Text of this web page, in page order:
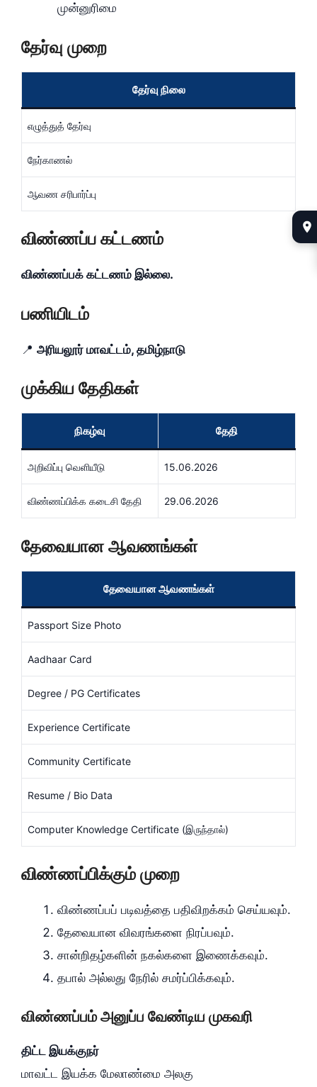
முன்னுரிமை
தேர்வு முறை
தேர்வு நிலை
எழுத்துத் தேர்வு
நேர்காணல்
ஆவண சரிபார்ப்பு
விண்ணப்ப கட்டணம்
விண்ணப்பக் கட்டணம் இல்லை.
பணியிடம்
📍 அரியலூர் மாவட்டம், தமிழ்நாடு
முக்கிய தேதிகள்
நிகழ்வு தேதி
அறிவிப்பு வெளியீடு 15.06.2026
விண்ணப்பிக்க கடைசி தேதி 29.06.2026
தேவையான ஆவணங்கள்
தேவையான ஆவணங்கள்
Passport Size Photo
Aadhaar Card
Degree / PG Certificates
Experience Certificate
Community Certificate
Resume / Bio Data
Computer Knowledge Certificate (இருந்தால்)
விண்ணப்பிக்கும் முறை
விண்ணப்பப் படிவத்தை பதிவிறக்கம் செய்யவும்.
தேவையான விவரங்களை நிரப்பவும்.
சான்றிதழ்களின் நகல்களை இணைக்கவும்.
தபால் அல்லது நேரில் சமர்ப்பிக்கவும்.
விண்ணப்பம் அனுப்ப வேண்டிய முகவரி
திட்ட இயக்குநர்
மாவட்ட இயக்க மேலாண்மை அலகு